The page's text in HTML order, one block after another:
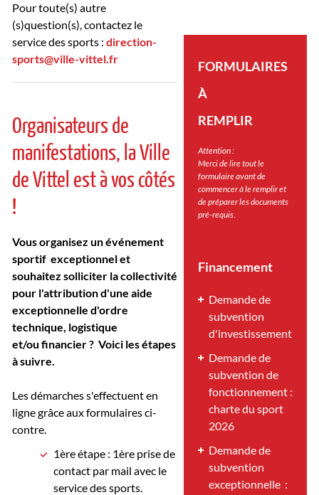
Pour toute(s) autre
(s)question(s), contactez le
service des sports : direction-
sports@ville-vittel.fr
Organisateurs de
manifestations, la Ville
de Vittel est à vos côtés
!
Vous organisez un événement
sportif exceptionnel et
souhaitez solliciter la collectivité
pour l'attribution d'une aide
exceptionnelle d'ordre
technique, logistique
et/ou financier ? Voici les étapes
à suivre.
Les démarches s'effectuent en
ligne grâce aux formulaires ci-
contre.
1ère étape : 1ère prise de
contact par mail avec le
service des sports.
FORMULAIRES
À
REMPLIR
Attention :
Merci de lire tout le
formulaire avant de
commencer à le remplir et
de préparer les documents
pré-requis.
Financement
Demande de
subvention
d'investissement
Demande de
subvention de
fonctionnement :
charte du sport
2026
Demande de
subvention
exceptionnelle :